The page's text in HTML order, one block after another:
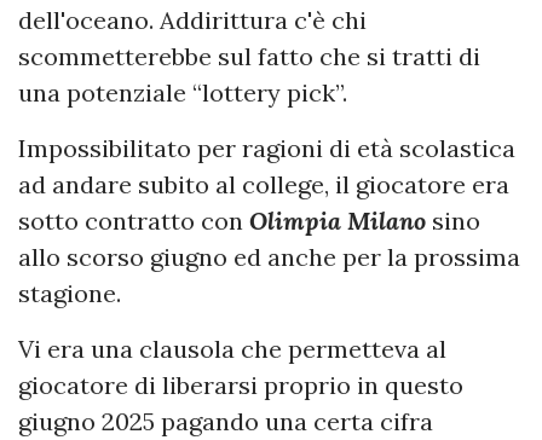
dell'oceano. Addirittura c'è chi
scommetterebbe sul fatto che si tratti di
una potenziale “lottery pick”.
Impossibilitato per ragioni di età scolastica
ad andare subito al college, il giocatore era
sotto contratto con Olimpia Milano sino
allo scorso giugno ed anche per la prossima
stagione.
Vi era una clausola che permetteva al
giocatore di liberarsi proprio in questo
giugno 2025 pagando una certa cifra